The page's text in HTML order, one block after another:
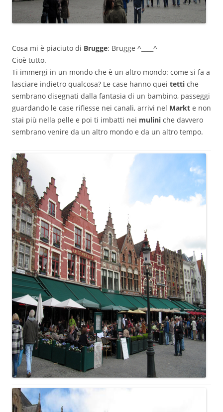
Cosa mi è piaciuto di Brugge: Brugge ^____^
Cioè tutto.
Ti immergi in un mondo che è un altro mondo: come si fa a
lasciare indietro qualcosa? Le case hanno quei tetti che
sembrano disegnati dalla fantasia di un bambino, passeggi
guardando le case riflesse nei canali, arrivi nel Markt e non
stai più nella pelle e poi ti imbatti nei mulini che davvero
sembrano venire da un altro mondo e da un altro tempo.